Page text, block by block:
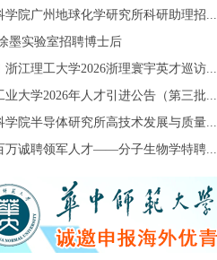
学院广州地球化学研究所科研助理招...
墨实验室招聘博士后
浙江理工大学2026浙理寰宇英才巡访...
业大学2026年人才引进公告（第三批...
学院半导体研究所高技术发展与质量...
万诚聘领军人才——分子生物学特聘...